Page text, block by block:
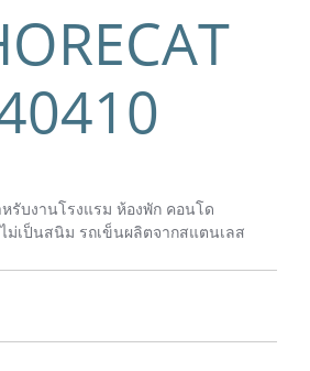
รับงานโรงแรม ห้องพัก คอนโด
ม่เป็นสนิม รถเข็นผลิตจากสแตนเลส